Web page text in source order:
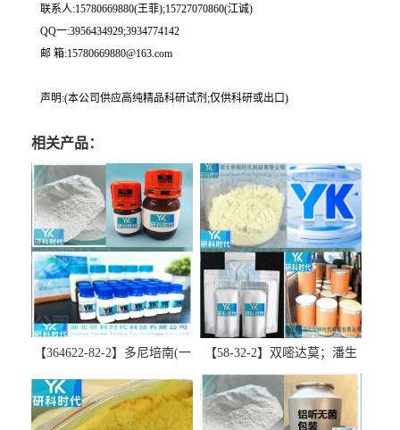
联系人:15780669880(王菲);15727070860(江诚)
QQ一:3956434929;3934774142
邮 箱:15780669880@163.com
声明:(本公司供应高纯精品科研试剂;仅供科研或出口)
相关产品：
【364622-82-2】多尼培南(一
精品科研试剂-湖北研科时代
科技-“研”无止境;“科”学创
【58-32-2】双嘧达莫；潘生
丁-精品科研试剂-湖北研科时
代科技-“研”无止境;“科”学创
新！支持三方验证；支持定